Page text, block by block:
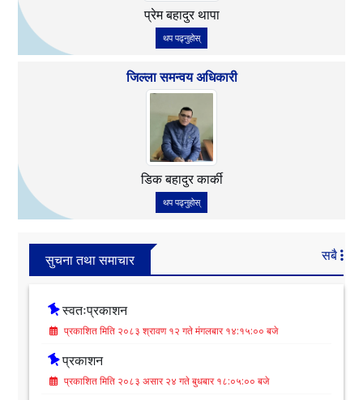
प्रेम बहादुर थापा
थप पढ्नुहोस्
जिल्ला समन्वय अधिकारी
डिक बहादुर कार्की
थप पढ्नुहोस्
सुचना तथा समाचार सबै
स्वतःप्रकाशन
प्रकाशित मिति २०८३ श्रावण १२ गते मंगलबार १४:१५:०० बजे
प्रकाशन
प्रकाशित मिति २०८३ असार २४ गते बुधबार १८:०५:०० बजे